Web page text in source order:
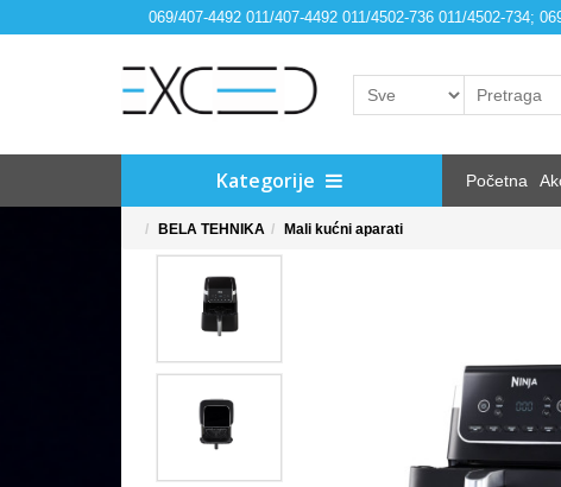
069/407-4492 011/407-4492 011/4502-736 011/4502-734;
Kategorije Početna
BELA TEHNIKA Mali kućni aparati